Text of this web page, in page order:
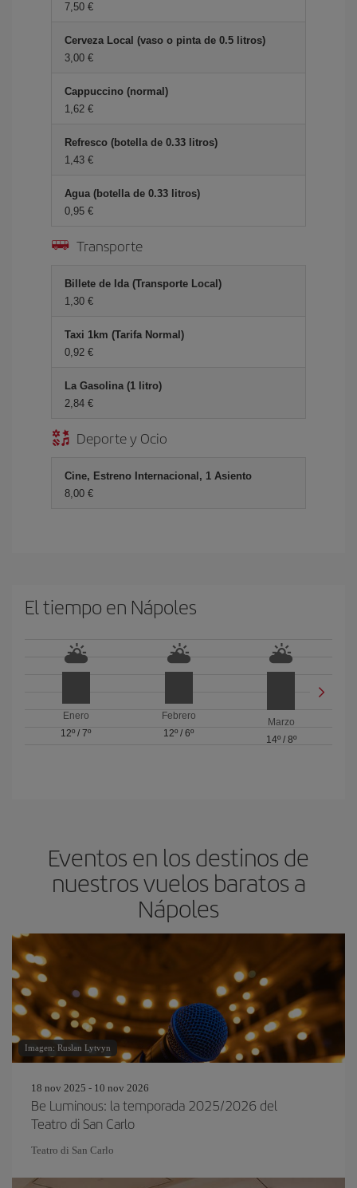
7,50 €
Cerveza Local (vaso o pinta de 0.5 litros)
3,00 €
Cappuccino (normal)
1,62 €
Refresco (botella de 0.33 litros)
1,43 €
Agua (botella de 0.33 litros)
0,95 €
Transporte
Billete de Ida (Transporte Local)
1,30 €
Taxi 1km (Tarifa Normal)
0,92 €
La Gasolina (1 litro)
2,84 €
Deporte y Ocio
Cine, Estreno Internacional, 1 Asiento
8,00 €
El tiempo en Nápoles
Enero
12º /7º
Febrero
12º / 6º
Marzo
14º/ 8º
Eventos en los destinos de
nuestros vuelos baratos a
Nápoles
Imagen: Ruslan Lytvyn
18 nov 2025 - 10 nov 2026
Be Luminous: la temporada 2025/2026 del
Teatro di San Carlo
Teatro di San Carlo